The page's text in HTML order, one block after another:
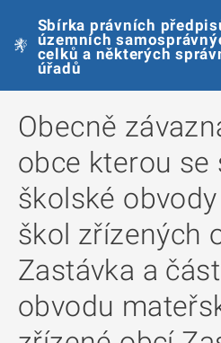
Sbírka právních
územních
celků a některých
úřadů
Obecně
obce kterou se
školské
škol zřízených
Zastávka a
obvodu